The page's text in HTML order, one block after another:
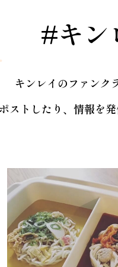
#キン
キンレイのファンク
ストしたり、情報を発